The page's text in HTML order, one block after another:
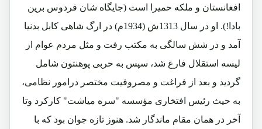
افغانستان و ملکه حمیرا است (جایگاه شان فردوس برین
بادا!). او در سال 1313ش (1934م) در ارگ شاهی کابل بدنیا
آمد و در شش سالگی به مکتب رفت و مثل مردم عوام از
لیسه استقلال فارغ شد، سپس به حربی پوهنتون شامل
گردید و بعد از فراغت و مصروفیت مختصر درامور نظامی،
به حیث رئیس افتخاری مؤسسه "سره میاشت" کارکرد وتا
آخر در همان مقام ماندگار شد. هنوز تازه جوان بود که با